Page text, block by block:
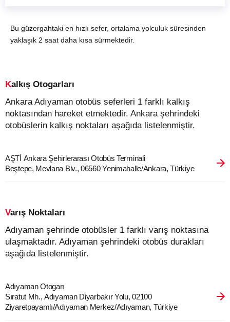
Bu güzergahtaki en hızlı sefer, ortalama yolculuk süresinden
yaklaşık 2 saat daha kısa sürmektedir.
Kalkış Otogarları
Ankara Adıyaman otobüs seferleri 1 farklı kalkış
noktasından hareket etmektedir. Ankara şehrindeki
otobüslerin kalkış noktaları aşağıda listelenmiştir.
AŞTİ Ankara Şehirlerarası Otobüs Terminali
Beştepe, Mevlana Blv., 06560 Yenimahalle/Ankara, Türkiye
Varış Noktaları
Adıyaman şehrinde otobüsler 1 farklı varış noktasına
ulaşmaktadır. Adıyaman şehrindeki otobüs durakları
aşağıda listelenmiştir.
Adıyaman Otogarı
Sıratut Mh., Adıyaman Diyarbakır Yolu, 02100
Ziyaretpayamlı/Adıyaman Merkez/Adıyaman, Türkiye